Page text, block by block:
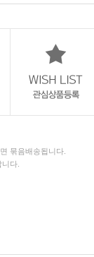
묶음배송됩니다.
다.